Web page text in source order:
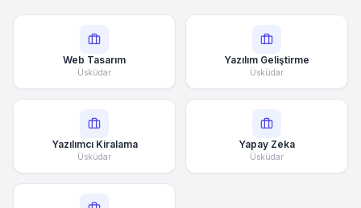
Web Tasarım
Üsküdar
Yazılım Geliştirme
Üsküdar
Yazılımcı Kiralama
Üsküdar
Yapay Zeka
Üsküdar